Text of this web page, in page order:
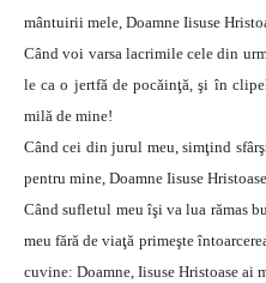
mântuirii mele, Doamne Iisuse
Când voi varsa lacrimile cele din
le ca o jertfă de pocăinţă, şi în
milă de mine!
Când cei din jurul meu, simţind
pentru mine, Doamne Iisuse
Când sufletul meu îşi va lua rămas
meu fără de viaţă primeşte
cuvine: Doamne, Iisuse Hristoase ai